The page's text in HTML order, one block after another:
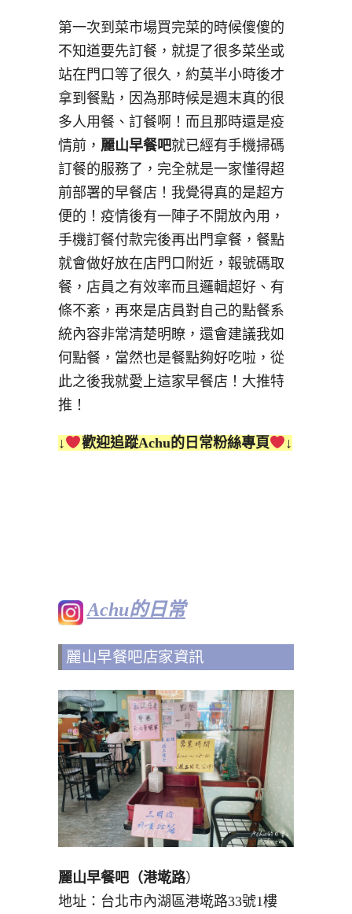
第一次到菜市場買完菜的時候傻傻的
不知道要先訂餐，就提了很多菜坐或
站在門口等了很久，約莫半小時後才
拿到餐點，因為那時候是週末真的很
多人用餐、訂餐啊！而且那時還是疫
情前， 麗山早餐吧就已經有手機掃碼
訂餐的服務了，完全就是一家懂得超
前部署的早餐店！我覺得真的是超方
便的！疫情後有一陣子不開放內用，
手機訂餐付款完後再出門拿餐，餐點
就會做好放在店門口附近，報號碼取
餐，店員之有效率而且邏輯超好、有
條不紊，再來是店員對自己的點餐系
統內容非常清楚明瞭，還會建議我如
何點餐，當然也是餐點夠好吃啦，從
此之後我就愛上這家早餐店！大推特
推！
↓ 歡迎追蹤Achu的日常粉絲專頁 ↓
Achu的日常
麗山早餐吧店家資訊
麗山早餐吧（港墘路）
地址：台北市內湖區港墘路33號1樓